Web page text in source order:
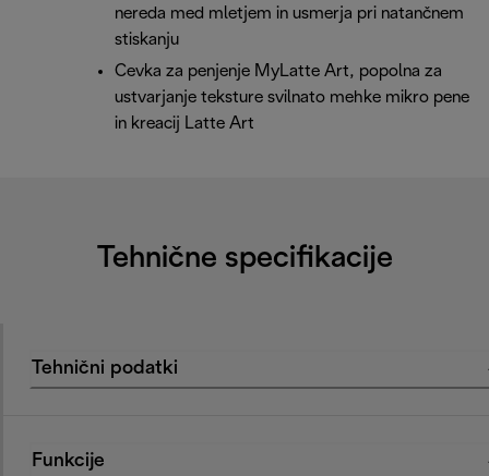
nereda med mletjem in usmerja pri natančnem
stiskanju
Cevka za penjenje MyLatte Art, popolna za
ustvarjanje teksture svilnato mehke mikro pene
in kreacij Latte Art
Tehnične specifikacije
Tehnični podatki
Funkcije